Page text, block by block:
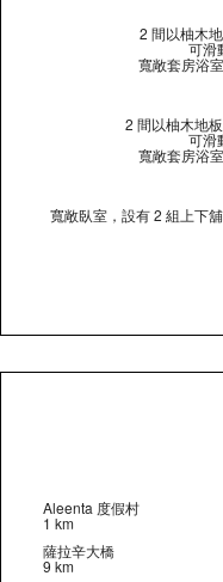
2 間以柚木
可滑
寬敞套房浴
2 間以柚木地
可滑
寬敞套房浴
寬敞臥室，設有 2 組上下
Aleenta 度假村
1 km
薩拉辛大橋
9 km